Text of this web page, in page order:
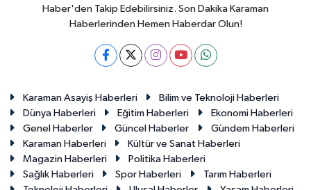
Haber'den Takip Edebilirsiniz. Son Dakika Karaman
Haberlerinden Hemen Haberdar Olun!
Karaman Asayiş Haberleri
Bilim ve Teknoloji Haberleri
Dünya Haberleri
Eğitim Haberleri
Ekonomi Haberleri
Genel Haberler
Güncel Haberler
Gündem Haberleri
Karaman Haberleri
Kültür ve Sanat Haberleri
Magazin Haberleri
Politika Haberleri
Sağlık Haberleri
Spor Haberleri
Tarım Haberleri